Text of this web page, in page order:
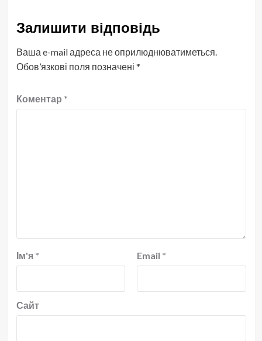
Залишити відповідь
Ваша e-mail адреса не оприлюднюватиметься.
Обов’язкові поля позначені *
Коментар *
Ім'я * Email *
Сайт